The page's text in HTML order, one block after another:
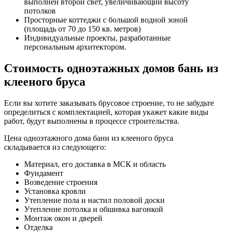
потолков
Просторные коттеджи с большой водной зоной
(площадь от 70 до 150 кв. метров)
Индивидуальные проекты, разработанные
персональным архитектором.
Стоимость одноэтажных домов бань из
клееного бруса
Если вы хотите заказывать брусовое строение, то не забудьте
определиться с комплектацией, которая укажет какие виды
работ, будут выполнены в процессе строительства.
Цена одноэтажного дома бани из клееного бруса
складывается из следующего:
Материал, его доставка в МСК и область
Фундамент
Возведение строения
Установка кровли
Утепление пола и настил половой доски
Утепление потолка и обшивка вагонкой
Монтаж окон и дверей
Отделка